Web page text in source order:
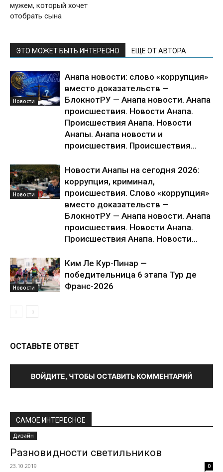
мужем, который хочет
отобрать сына
ЭТО МОЖЕТ БЫТЬ ИНТЕРЕСНО ЕЩЕ ОТ АВТОРА
Новости
Анапа новости: слово «коррупция»
вместо доказательств —
БлокнотРУ — Анапа новости. Анапа
происшествия. Новости Анапа.
Происшествия Анапа. Новости
Анапы. Анапа новости и
происшествия. Происшествия...
Новости
Новости Анапы на сегодня 2026:
коррупция, криминал,
происшествия. Слово «коррупция»
вместо доказательств —
БлокнотРУ — Анапа новости. Анапа
происшествия. Новости Анапа.
Происшествия Анапа. Новости...
Новости
Ким Ле Кур-Пинар —
победительница 6 этапа Тур де
Франс-2026
ОСТАВЬТЕ ОТВЕТ
ВОЙДИТЕ, ЧТОБЫ ОСТАВИТЬ КОММЕНТАРИЙ
САМОЕ ИНТЕРЕСНОЕ
Дизайн
Разновидности светильников
23.10.2019 0